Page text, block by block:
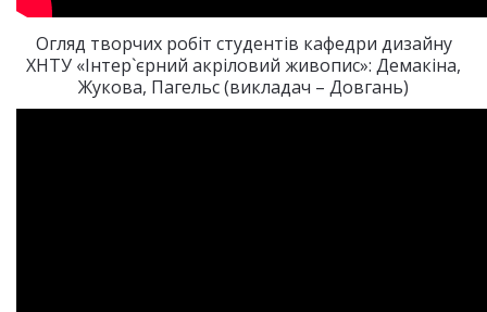
Огляд творчих робіт студентів кафедри дизайну
ХНТУ «Інтер`єрний акріловий живопис»: Демакіна,
Жукова, Пагельс (викладач – Довгань)